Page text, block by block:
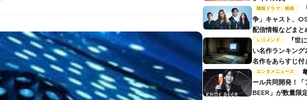
韓国ドラマ・映画
争」キャスト、
配信情報などまと
レコメンド
い名作ランキン
名作をあらすじ付
エンタメニュース
ール共同開発！
BEER」が数量限